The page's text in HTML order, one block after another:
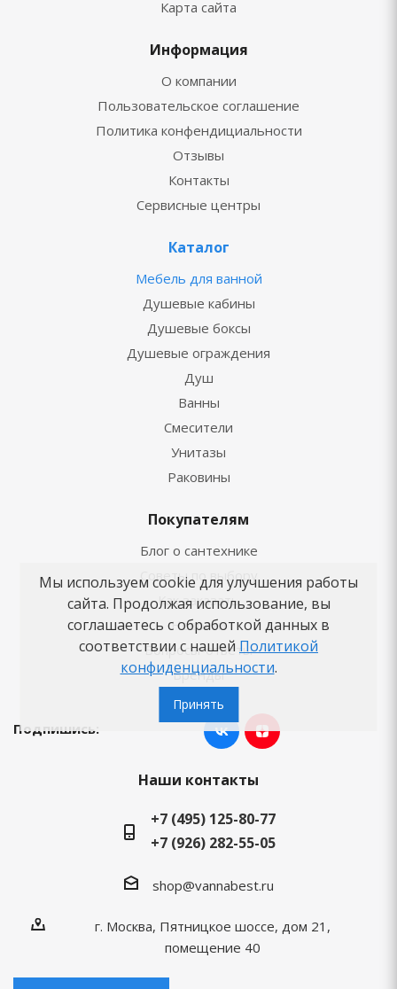
Карта сайта
Информация
О компании
Пользовательское соглашение
Политика конфендициальности
Отзывы
Контакты
Сервисные центры
Каталог
Мебель для ванной
Душевые кабины
Душевые боксы
Душевые ограждения
Душ
Ванны
Смесители
Унитазы
Раковины
Покупателям
Блог о сантехнике
Советы по выбору
Как заказать
Новости
Вопросы-ответы
Бренды
Подпишись:
Наши контакты
+7 (495) 125-80-77
+7 (926) 282-55-05
shop@vannabest.ru
г. Москва, Пятницкое шоссе, дом 21,
помещение 40
Мы используем cookie для улучшения работы
сайта. Продолжая использование, вы
соглашаетесь с обработкой данных в
соответствии с нашей Политикой
конфиденциальности.
Принять